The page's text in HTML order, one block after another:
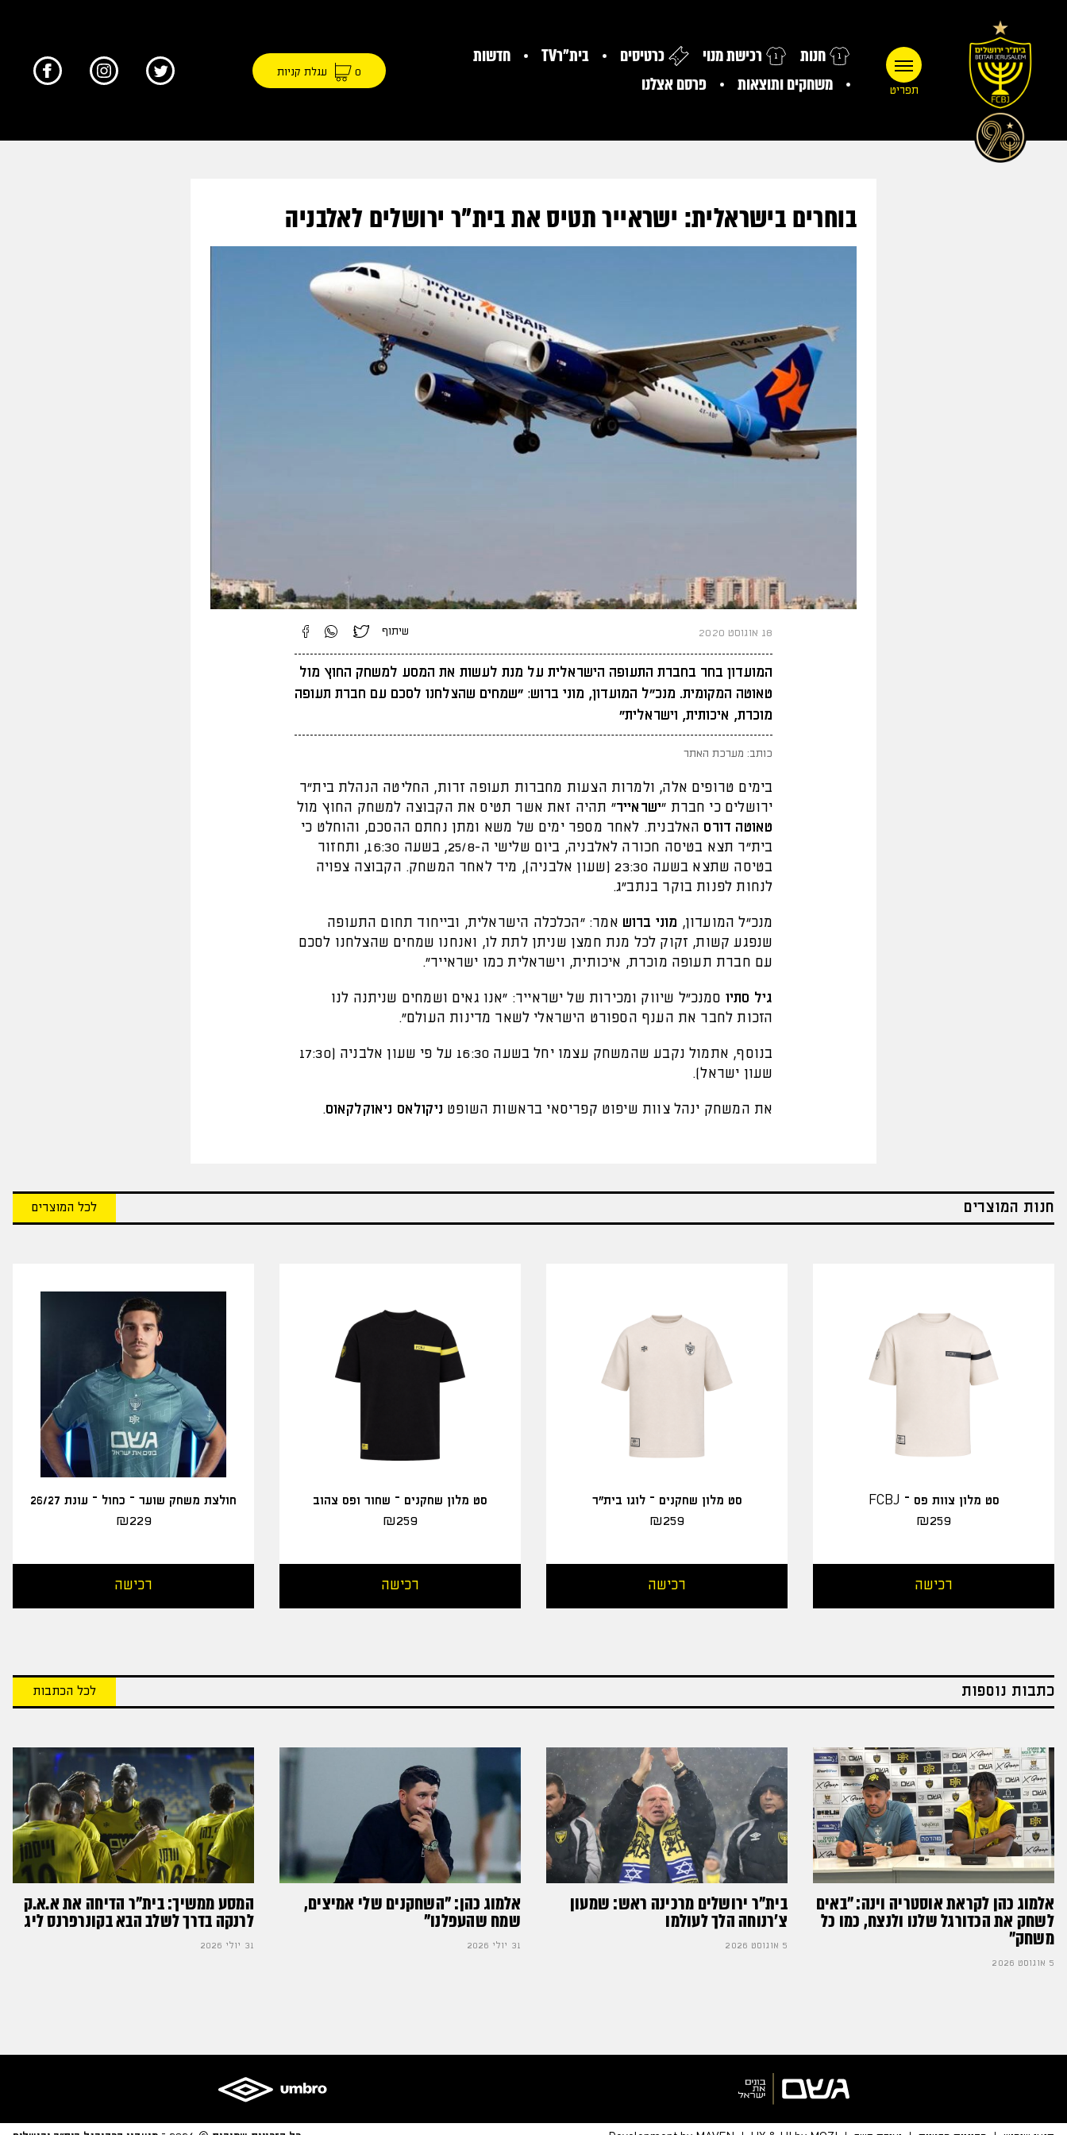
תפריט
חנות רכישת מנוי כרטיסים בית"רTV
חדשות
משחקים ותוצאות
פרסם אצלנו
0 עגלת קניות
בוחרים בישראלית: ישראייר תטיס את בית"ר ירושלים לאלבניה
18 אוגוסט 2020 שיתוף
המועדון בחר בחברת התעופה הישראלית על מנת לעשות את המסע למשחק החוץ מול
טאוטה המקומית. מנכ"ל המועדון, מוני ברוש: "שמחים שהצלחנו לסכם עם חברת תעופה
מוכרת, איכותית, וישראלית"
כותב: מערכת האתר
בימים טרופים אלה, ולמרות הצעות מחברות תעופה זרות, החליטה הנהלת בית"ר
ירושלים כי חברת "ישראייר" תהיה זאת אשר תטיס את הקבוצה למשחק החוץ מול
טאוטה דורס האלבנית. לאחר מספר ימים של משא ומתן נחתם ההסכם, והוחלט כי
בית"ר תצא בטיסה חכורה לאלבניה, ביום שלישי ה-25/8, בשעה 16:30, ותחזור
בטיסה שתצא בשעה 23:30 (שעון אלבניה), מיד לאחר המשחק. הקבוצה צפויה
לנחות לפנות בוקר בנתב"ג.
מנכ"ל המועדון, מוני ברוש אמר: "הכלכלה הישראלית, ובייחוד תחום התעופה
שנפגע קשות, זקוק לכל מנת חמצן שניתן לתת לו, ואנחנו שמחים שהצלחנו לסכם
עם חברת תעופה מוכרת, איכותית, וישראלית כמו ישראייר".
גיל סתיו סמנכ״ל שיווק ומכירות של ישראייר: "אנו גאים ושמחים שניתנה לנו
הזכות לחבר את הענף הספורט הישראלי לשאר מדינות העולם".
בנוסף, אתמול נקבע שהמשחק עצמו יחל בשעה 16:30 על פי שעון אלבניה (17:30
שעון ישראל).
את המשחק ינהל צוות שיפוט קפריסאי בראשות השופט ניקולאס ניאוקלקאוס.
חנות המוצרים לכל המוצרים
סט מלון צוות פס – FCBJ
₪259
רכישה
סט מלון שחקנים – לוגו בית"ר
₪259
רכישה
סט מלון שחקנים – שחור ופס צהוב
₪259
רכישה
חולצת משחק שוער – כחול – עונת 26/27
₪229
רכישה
כתבות נוספות לכל הכתבות
אלמוג כהן לקראת אוסטריה וינה: ״באים
לשחק את הכדורגל שלנו ולנצח, כמו כל
משחק״
5 אוגוסט 2026
בית"ר ירושלים מרכינה ראש: שמעון
צ'רנוחה הלך לעולמו
5 אוגוסט 2026
אלמוג כהן: "השחקנים שלי אמיצים,
שמח שהעפלנו"
31 יולי 2026
המסע ממשיך: בית"ר הדיחה את א.א.ק
לרנקה בדרך לשלב הבא בקונרפרנס ליג
31 יולי 2026